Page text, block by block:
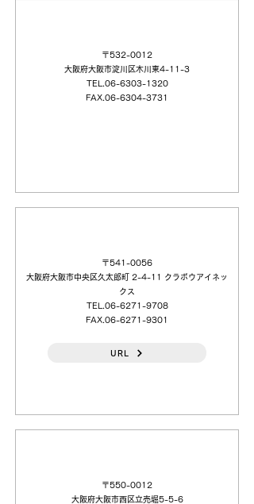
〒532-0012
大阪府大阪市淀川区木川東4-11-3
TEL.06-6303-1320
FAX.06-6304-3731
〒541-0056
大阪府大阪市中央区久太郎町 2-4-11 クラボウアイネッ
クス
TEL.06-6271-9708
FAX.06-6271-9301
URL
〒550-0012
大阪府大阪市西区立売堀5-5-6